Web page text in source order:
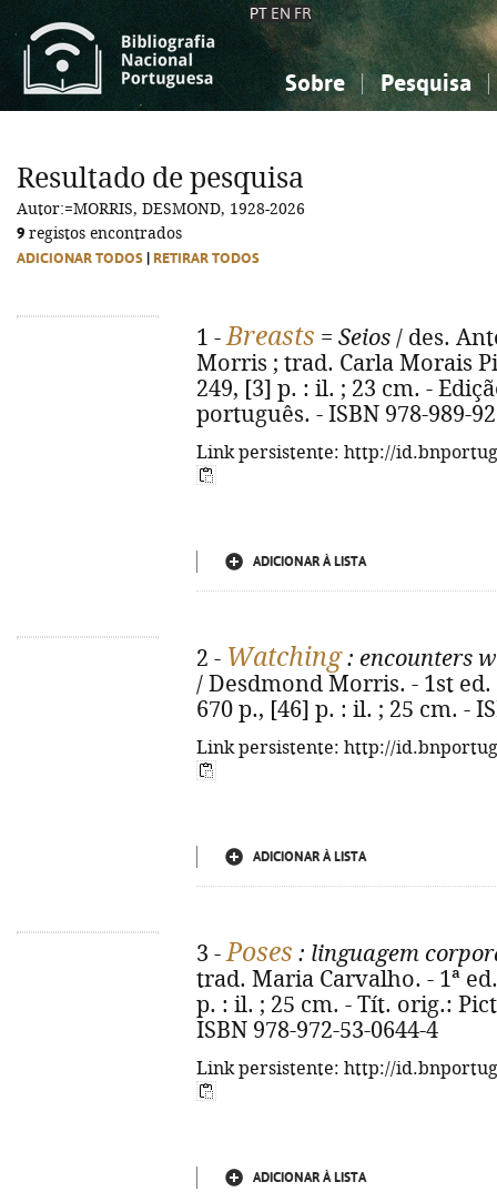
PT EN FR
Sobre Pesquisa
Ciências sociais...
Ciências sociais...
Resultado de pesquisa
Autor:=MORRIS, DESMOND, 1928-2026
9 registos encontrados
ADICIONAR TODOS RETIRAR TODOS
1 -Breasts = Seios / des.
Morris ; trad. Carla Morais
249, [3] p. : il. ; 23 cm. -
português. - ISBN 978-989-
Link persistente: http://
ADICIONAR À LISTA
2 - Watching: encounters
/ Desdmond Morris. - 1st ed.
670 p., [46] p. : il. ; 25 cm. -
Link persistente: http://
ADICIONAR À LISTA
3 -Poses : linguagem
trad. Maria Carvalho. - 1ª
p. : il. ; 25 cm. - Tít. orig.:
ISBN 978-972-53-0644-4
Link persistente: http://
ADICIONAR À LISTA